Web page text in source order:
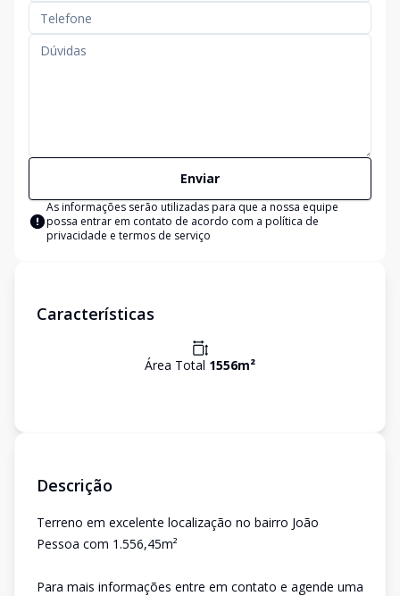
Enviar
As informações serão utilizadas para que a nossa equipe
possa entrar em contato de acordo com a política de
privacidade e termos de serviço
Características
Área Total 1556m²
Descrição
Terreno em excelente localização no bairro João
Pessoa com 1.556,45m²
Para mais informações entre em contato e agende uma